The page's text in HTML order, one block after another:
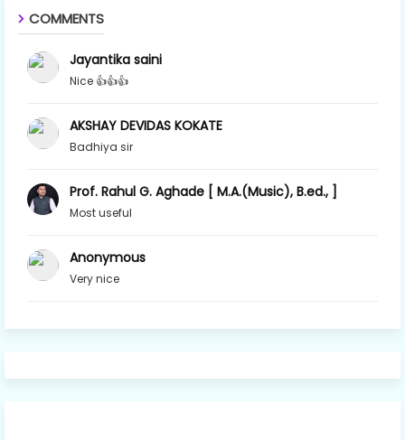
COMMENTS
Jayantika saini
Nice 👍👍👍
AKSHAY DEVIDAS KOKATE
Badhiya sir
Prof. Rahul G. Aghade [ M.A.(Music), B.ed., ]
Most useful
Anonymous
Very nice